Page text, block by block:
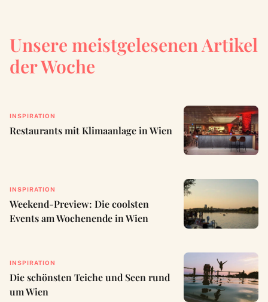
Unsere meistgelesenen Artikel
der Woche
INSPIRATION
Restaurants mit Klimaanlage in Wien
INSPIRATION
Weekend-Preview: Die coolsten
Events am Wochenende in Wien
INSPIRATION
Die schönsten Teiche und Seen rund
um Wien